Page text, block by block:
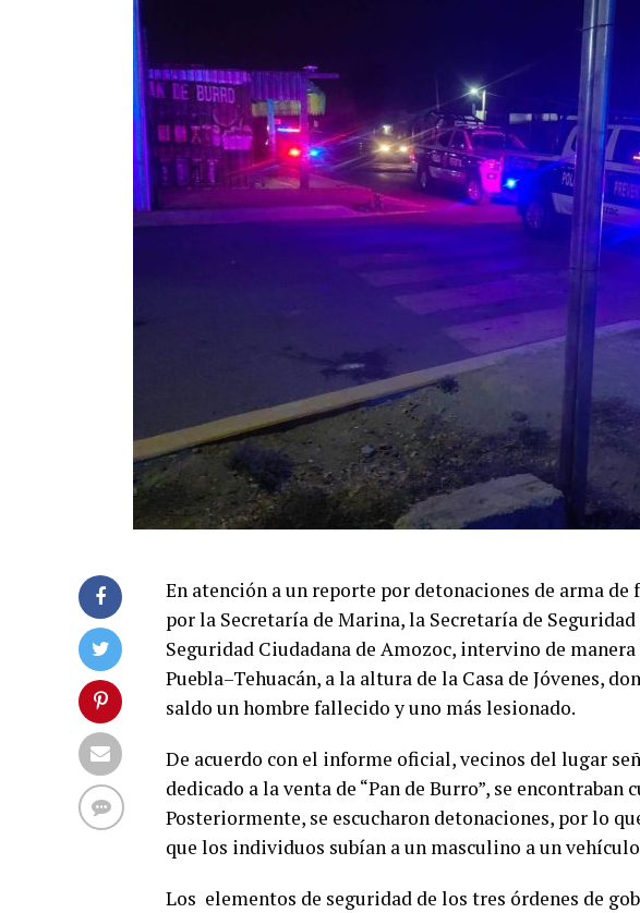
En atención a un reporte por detonaciones de arma
por la Secretaría de Marina, la Secretaría de
Seguridad Ciudadana de Amozoc, intervino de
Puebla–Tehuacán, a la altura de la Casa de Jóvenes,
saldo un hombre fallecido y uno más lesionado.
De acuerdo con el informe oficial, vecinos del lugar
dedicado a la venta de “Pan de Burro”, se
Posteriormente, se escucharon detonaciones, por lo
que los individuos subían a un masculino a un
Los elementos de seguridad de los tres órdenes de